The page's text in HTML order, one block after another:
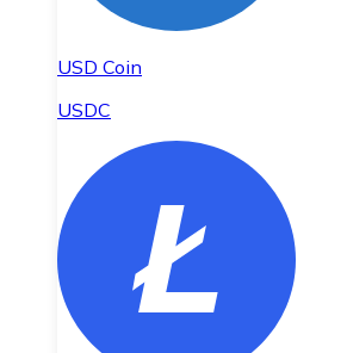
USD Coin
USDC